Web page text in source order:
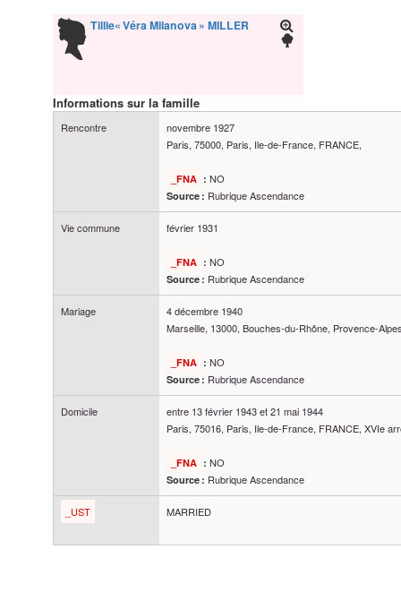
Tillie« Véra Milanova »MILLER
Informations sur la famille
Rencontre
novembre 1927
Paris, 75000, Paris, Ile-de-France, FRANCE,
_FNA : NO
Source : Rubrique Ascendance
Vie commune février 1931
_FNA : NO
Source : Rubrique Ascendance
Mariage
4 décembre 1940
Marseille, 13000, Bouches-du-Rhône, Provence-
_FNA : NO
Source : Rubrique Ascendance
Domicile entre 13 février 1943et21 mai 1944
Paris, 75016, Paris, Ile-de-France, FRANCE, XVIe
_FNA : NO
Source : Rubrique Ascendance
_UST MARRIED